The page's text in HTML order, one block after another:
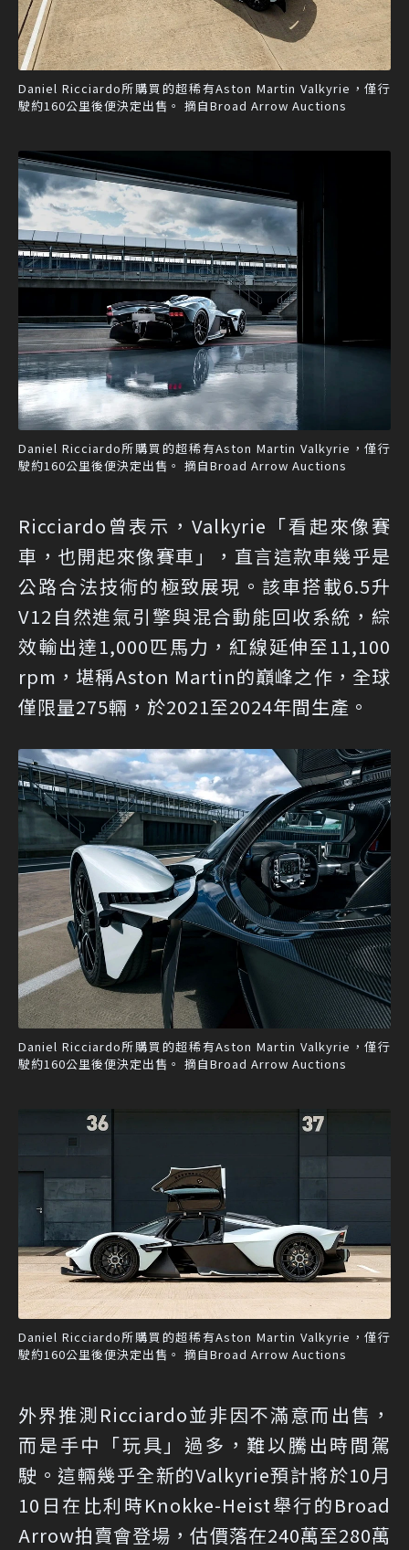
Daniel Ricciardo所購買的超稀有Aston Martin Valkyrie，僅行
駛約160公里後便決定出售。 摘自Broad Arrow Auctions
Daniel Ricciardo所購買的超稀有Aston Martin Valkyrie，僅行
駛約160公里後便決定出售。 摘自Broad Arrow Auctions
Ricciardo曾表示，Valkyrie「看起來像賽
車，也開起來像賽車」，直言這款車幾乎是
公路合法技術的極致展現。該車搭載6.5升
V12自然進氣引擎與混合動能回收系統，綜
效輸出達1,000匹馬力，紅線延伸至11,100
rpm，堪稱Aston Martin的巔峰之作，全球
僅限量275輛，於2021至2024年間生產。
Daniel Ricciardo所購買的超稀有Aston Martin Valkyrie，僅行
駛約160公里後便決定出售。 摘自Broad Arrow Auctions
Daniel Ricciardo所購買的超稀有Aston Martin Valkyrie，僅行
駛約160公里後便決定出售。 摘自Broad Arrow Auctions
外界推測Ricciardo並非因不滿意而出售，
而是手中「玩具」過多，難以騰出時間駕
駛。這輛幾乎全新的Valkyrie預計將於10月
10日在比利時Knokke-Heist舉行的Broad
Arrow拍賣會登場，估價落在240萬至280萬